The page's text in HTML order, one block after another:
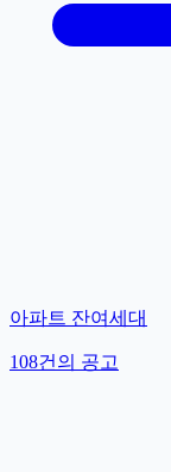
아파트 잔여세대
108건의 공고